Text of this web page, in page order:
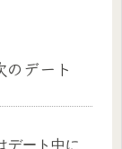
のデート
デート中に